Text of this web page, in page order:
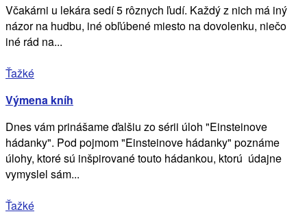
Včakárni u lekára sedí 5 rôznych ľudí. Každý z nich má iný
názor na hudbu, iné obľúbené miesto na dovolenku, niečo
iné rád na...
Ťažké
Výmena kníh
Dnes vám prinášame ďalšiu zo sérii úloh "Einsteinove
hádanky". Pod pojmom "Einsteinove hádanky" poznáme
úlohy, ktoré sú inšpirované touto hádankou, ktorú údajne
vymyslel sám...
Ťažké